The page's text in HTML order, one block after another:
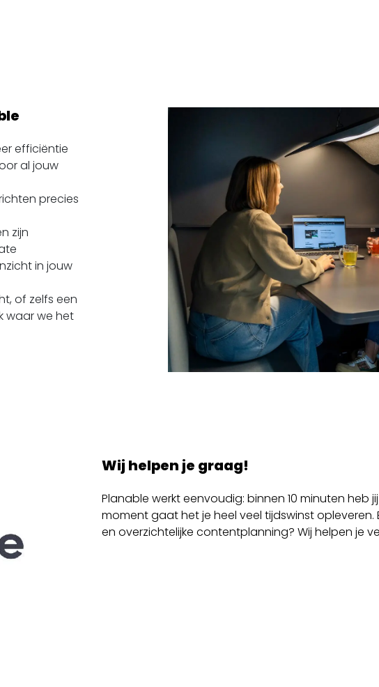
efficiëntie
al jouw
precies
zijn
in jouw
of zelfs een
waar we het
Wij helpen je graag!
Planable werkt eenvoudig: binnen 10 minuten heb
moment gaat het je heel veel tijdswinst
en overzichtelijke contentplanning? Wij helpen je